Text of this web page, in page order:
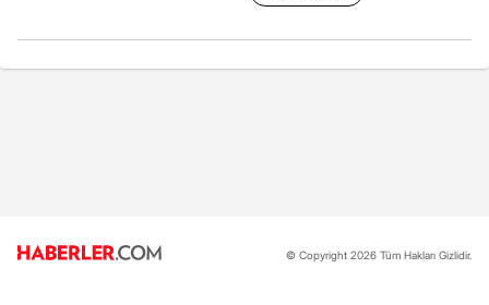
© Copyright 2026 Tüm Hakları Gizlidir.